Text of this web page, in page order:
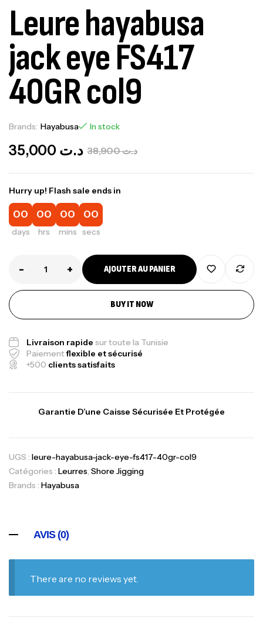
Leure hayabusa
jack eye FS417
40GR col9
Brands: Hayabusa In stock
د.ت38,900 د.ت
Hurry up! Flash sale ends in
00
days
00
hrs
00
mins
00
secs
- + AJOUTER AU PANIER
BUY IT NOW
Livraison rapide sur toute la Tunisie
Paiementflexible et sécurisé
+500 clients satisfaits
Garantie D’une Caisse Sécurisée Et Protégée
UGS : leure-hayabusa-jack-eye-fs417-40gr-col9
Catégories : Leurres, Shore Jigging
Brands : Hayabusa
AVIS (0)
There are no reviews yet.